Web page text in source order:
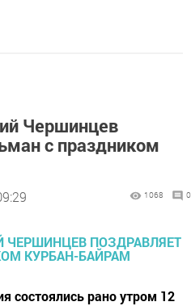
Чершинцев
с праздником
1068 0
состоялись рано утром 12